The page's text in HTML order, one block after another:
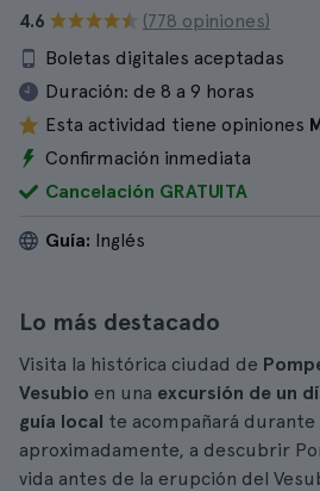
4.6
(778 opiniones)
Boletas digitales aceptadas
Duración: de 8 a 9 horas
Esta actividad tiene opiniones
Confirmación inmediata
Cancelación GRATUITA
Guía: Inglés
Lo más destacado
Visita la histórica ciudad de
Vesubio en una excursión de un
guía local te acompañará durante
aproximadamente, a descubrir
vida antes de la erupción del